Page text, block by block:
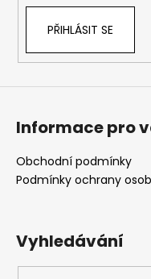
PŘIHLÁSIT SE
Informace pro
Obchodní podmínky
Podmínky ochrany
Vyhledávání